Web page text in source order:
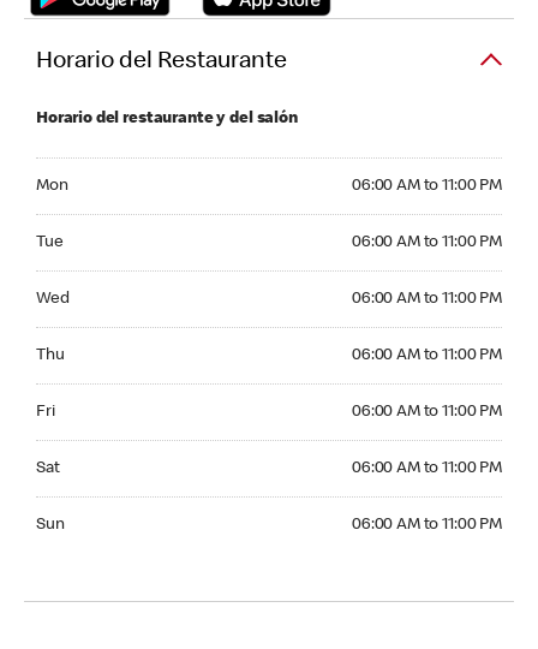
Horario del Restaurante
Horario del restaurante y del salón
Mon 06:00 AM to 11:00 PM
Tue 06:00 AM to 11:00 PM
Wed 06:00 AM to 11:00 PM
Thu 06:00 AM to 11:00 PM
Fri 06:00 AM to 11:00 PM
Sat 06:00 AM to 11:00 PM
Sun 06:00 AM to 11:00 PM